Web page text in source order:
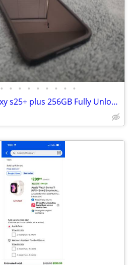
• • • • • • • • •
Samsung Galaxy s25+ plus 256GB Fully Unlocked (Mint condition)